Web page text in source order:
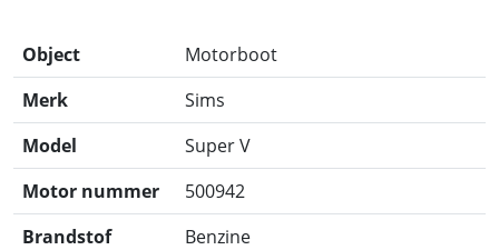
Object
Motorboot
Merk
Sims
Model
Super V
Motor nummer
500942
Brandstof
Benzine